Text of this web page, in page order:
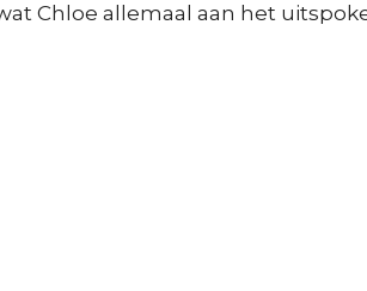
Chloe allemaal aan het